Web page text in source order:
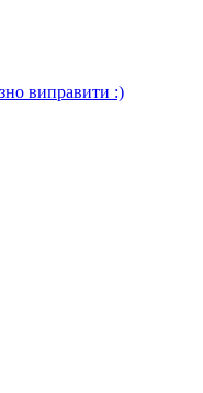
виправити :)